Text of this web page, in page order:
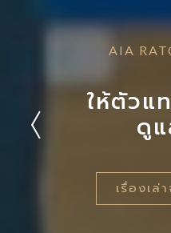
AIA
ให้ตัวแ
ดู
เรื่องเล่
AIA
ทำงาน
เพื่อผลประโย
เรื่องเล่
AIA
ดูแ
เต็มที่ทุกเค
เรื่องเล่
AIA
ไม่ห
ไว้ใจได้ ต
เรื่องเล่
การันตีด้วยลู
ทุนประ